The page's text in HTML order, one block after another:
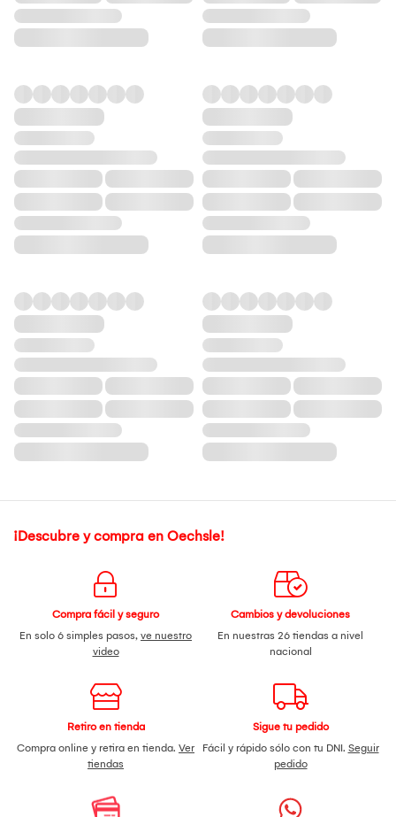
¡Descubre y compra en Oechsle!
Compra fácil y seguro
En solo 6 simples pasos, ve nuestro
video
Cambios y devoluciones
En nuestras 26 tiendas a nivel
nacional
Retiro en tienda
Compra online y retira en tienda. Ver
tiendas
Sigue tu pedido
Fácil y rápido sólo con tu DNI. Seguir
pedido